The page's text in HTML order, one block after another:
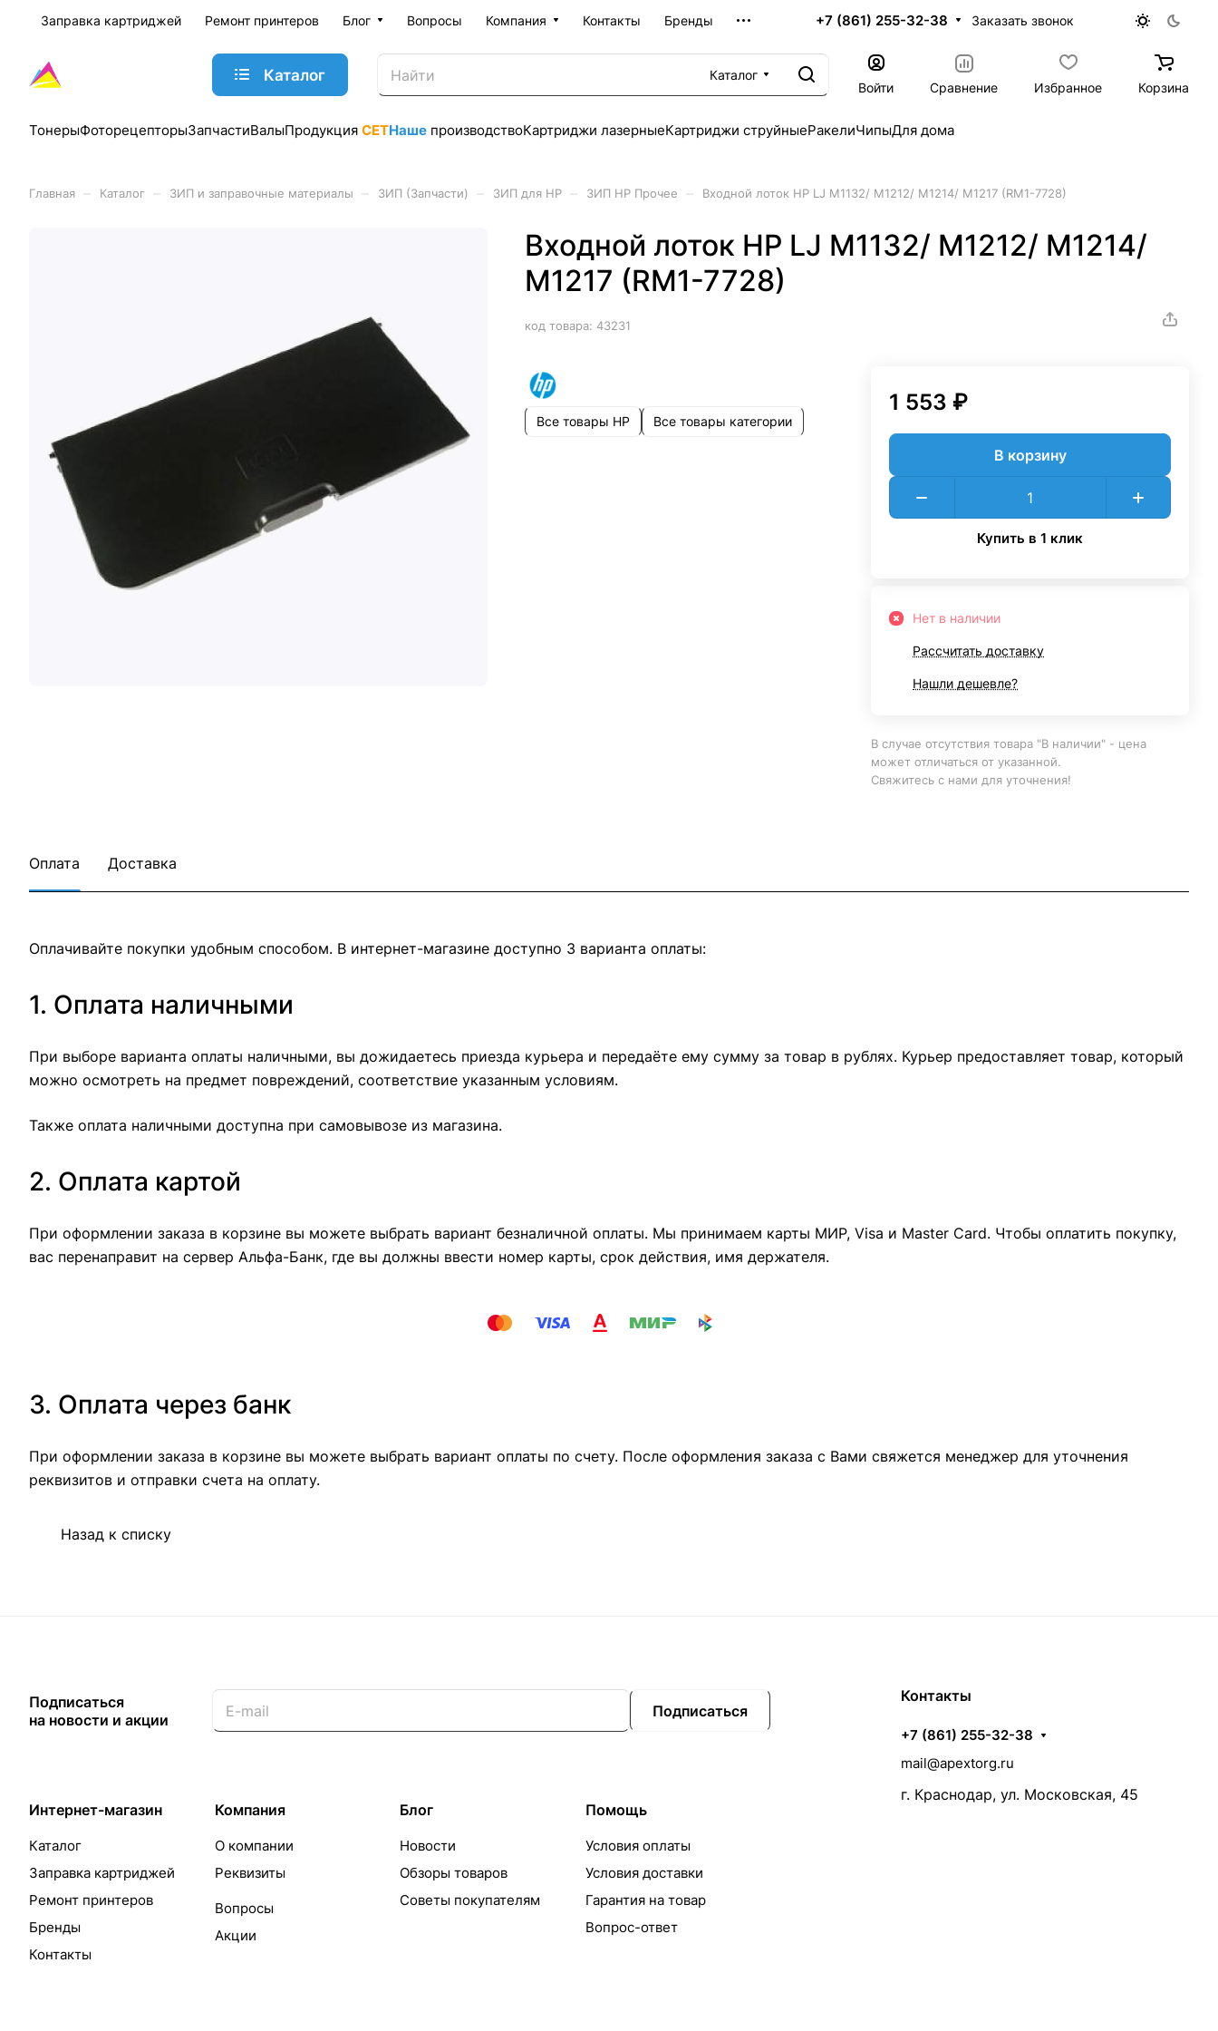
Заправка картриджей Ремонт принтеров Блог Вопросы Компания Контакты Бренды +7 (861) 255-32-38 Заказать звонок
Каталог
Каталог
Войти
Сравнение Избранное Корзина
ТонерыФоторецепторыЗапчастиВалыПродукция CETНаше производствоКартриджи лазерныеКартриджи струйныеРакелиЧипыДля дома
Главная Каталог ЗИП и заправочные материалы ЗИП (Запчасти) ЗИП для HP ЗИП HP Прочее Входной лоток HP LJ M1132/ M1212/ M1214/ M1217 (RM1-7728)
Входной лоток HP LJ M1132/ M1212/ M1214/
M1217 (RM1-7728)
код товара: 43231
Все товары HP Все товары категории
1 553 ₽
В корзину
Купить в 1 клик
Нет в наличии
Рассчитать доставку
Нашли дешевле?
В случае отсутствия товара "В наличии" - цена
может отличаться от указанной.
Свяжитесь с нами для уточнения!
Оплата Доставка
Оплачивайте покупки удобным способом. В интернет-магазине доступно 3 варианта оплаты:
1. Оплата наличными
При выборе варианта оплаты наличными, вы дожидаетесь приезда курьера и передаёте ему сумму за товар в рублях. Курьер предоставляет товар, который
можно осмотреть на предмет повреждений, соответствие указанным условиям.
Также оплата наличными доступна при самовывозе из магазина.
2. Оплата картой
При оформлении заказа в корзине вы можете выбрать вариант безналичной оплаты. Мы принимаем карты МИР, Visa и Master Card. Чтобы оплатить покупку,
вас перенаправит на сервер Альфа-Банк, где вы должны ввести номер карты, срок действия, имя держателя.
3. Оплата через банк
При оформлении заказа в корзине вы можете выбрать вариант оплаты по счету. После оформления заказа с Вами свяжется менеджер для уточнения
реквизитов и отправки счета на оплату.
Назад к списку
Подписаться
на новости и акции
Подписаться
Интернет-магазин
Каталог
Заправка картриджей
Ремонт принтеров
Бренды
Контакты
Компания
О компании
Реквизиты
Вопросы
Акции
Блог
Новости
Обзоры товаров
Советы покупателям
Помощь
Условия оплаты
Условия доставки
Гарантия на товар
Вопрос-ответ
Контакты
+7 (861) 255-32-38
mail@apextorg.ru
г. Краснодар, ул. Московская, 45